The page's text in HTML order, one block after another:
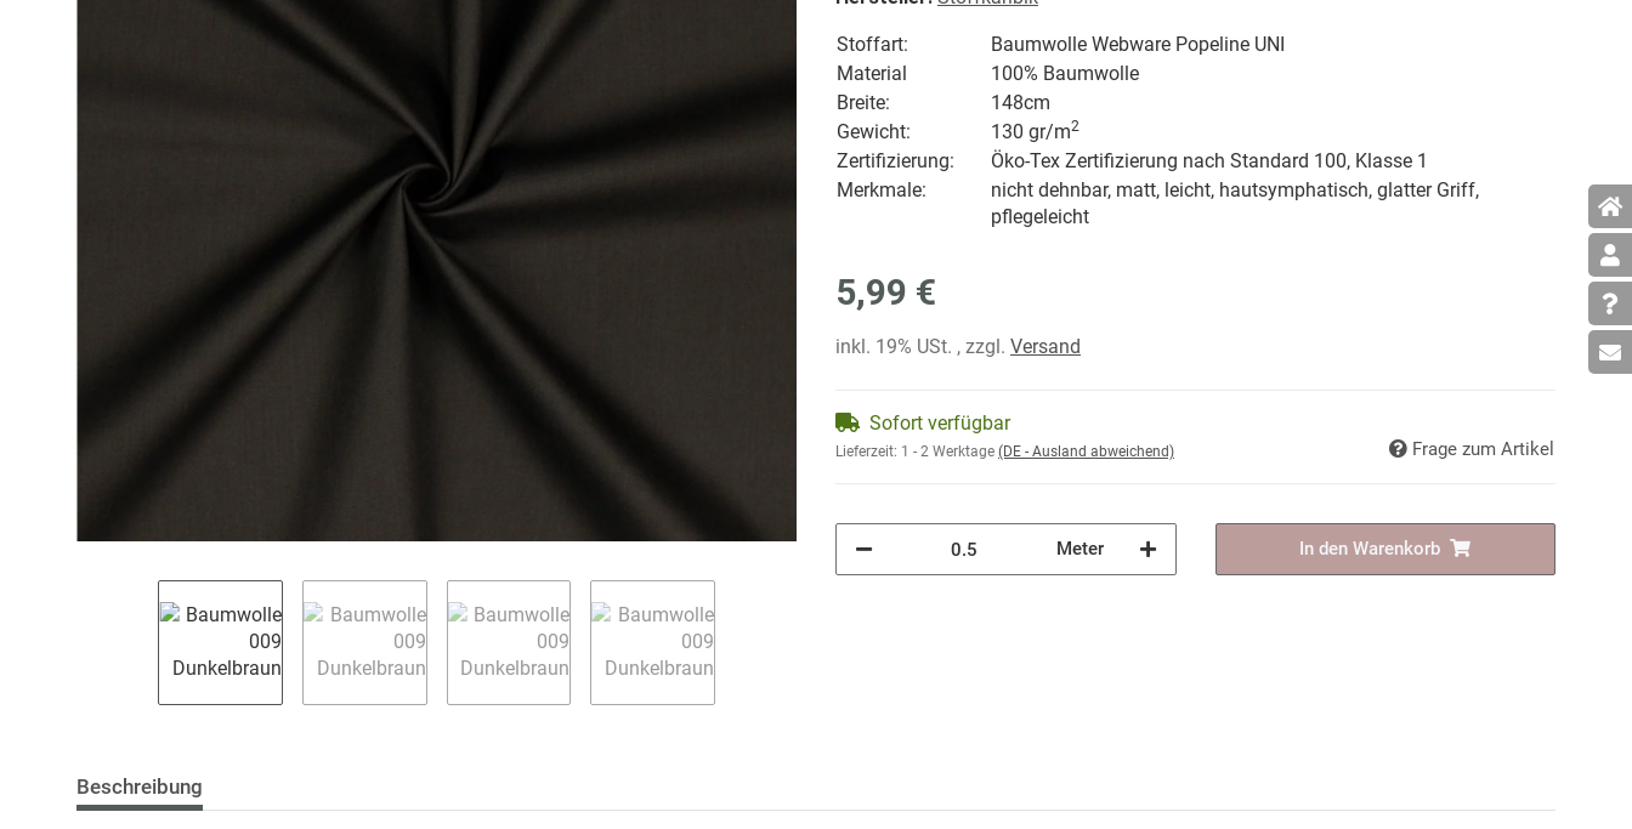
Stoffart:
Baumwolle Webware Popeline UNI
Material
100% Baumwolle
Breite:
148cm
Gewicht:
130 gr/m2
Zertifizierung:
Öko-Tex Zertifizierung nach Standard 100, Klasse 1
Merkmale:
nicht dehnbar, matt, leicht, hautsymphatisch, glatter Griff,
pflegeleicht
5,99 €
inkl. 19% USt. , zzgl. Versand
Sofort verfügbar
Lieferzeit: 1 - 2 Werktage (DE - Ausland abweichend) Frage zum Artikel
Meter In den Warenkorb
Beschreibung